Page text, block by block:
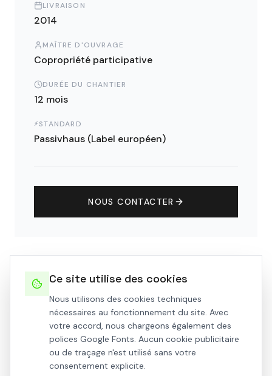
LIVRAISON
2014
MAÎTRE D'OUVRAGE
Copropriété participative
DURÉE DU CHANTIER
12 mois
⚡STANDARD
Passivhaus (Label européen)
NOUS CONTACTER
Galerie photos
Ce site utilise des cookies
Nous utilisons des cookies techniques
nécessaires au fonctionnement du site. Avec
votre accord, nous chargeons également des
polices Google Fonts. Aucun cookie publicitaire
ou de traçage n'est utilisé sans votre
consentement explicite.